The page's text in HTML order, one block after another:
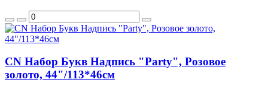
CN Набор Букв Надпись "Party", Розовое
золото, 44"/113*46см